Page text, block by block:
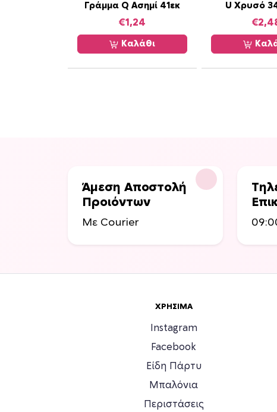
Γράμμα Q Ασημί 41εκ
€1,24
Καλάθι
U Χρυσό
€
Άμεση Αποστολή
Προιόντων
Με Courier
ΧΡΉΣΙΜΑ
Instagram
Facebook
Είδη Πάρτυ
Μπαλόνια
Περιστάσεις